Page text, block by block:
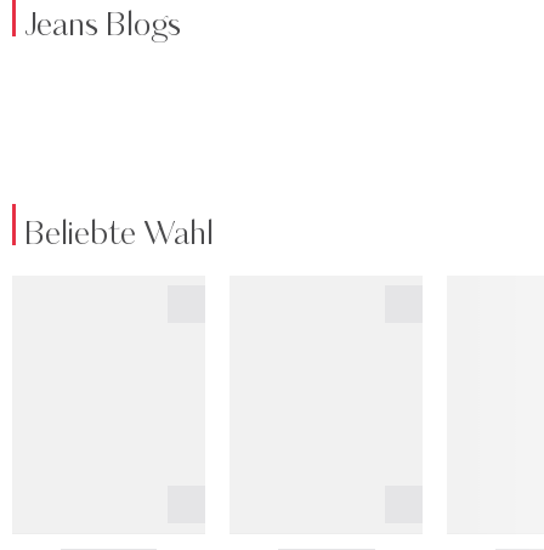
Jeans Blogs
Beliebte Wahl